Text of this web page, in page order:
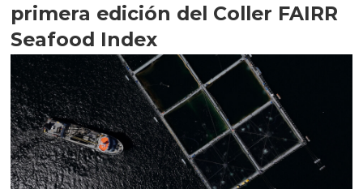
primera edición del Coller FAIRR
Seafood Index